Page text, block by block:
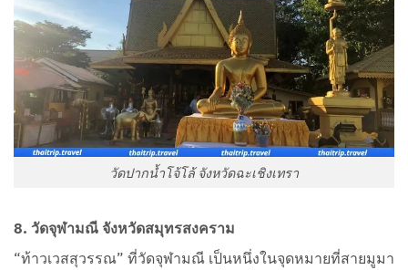
วัดปากน้ำโจ้โล้ จังหวัดฉะเชิงเทรา
8. วัดจุฬามณี จังหวัดสมุทรสงคราม
“ท้าวเวสสุวรรณ” ที่วัดจุฬามณี เป็นหนึ่งในจุดหมายที่สายมูมา